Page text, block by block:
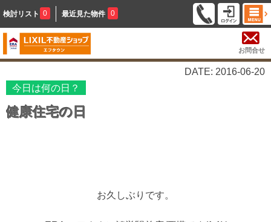
検討リスト 0 最近見た物件 0
お問合せ
DATE: 2016-06-20
今日は何の日？
健康住宅の日
お久しぶりです。